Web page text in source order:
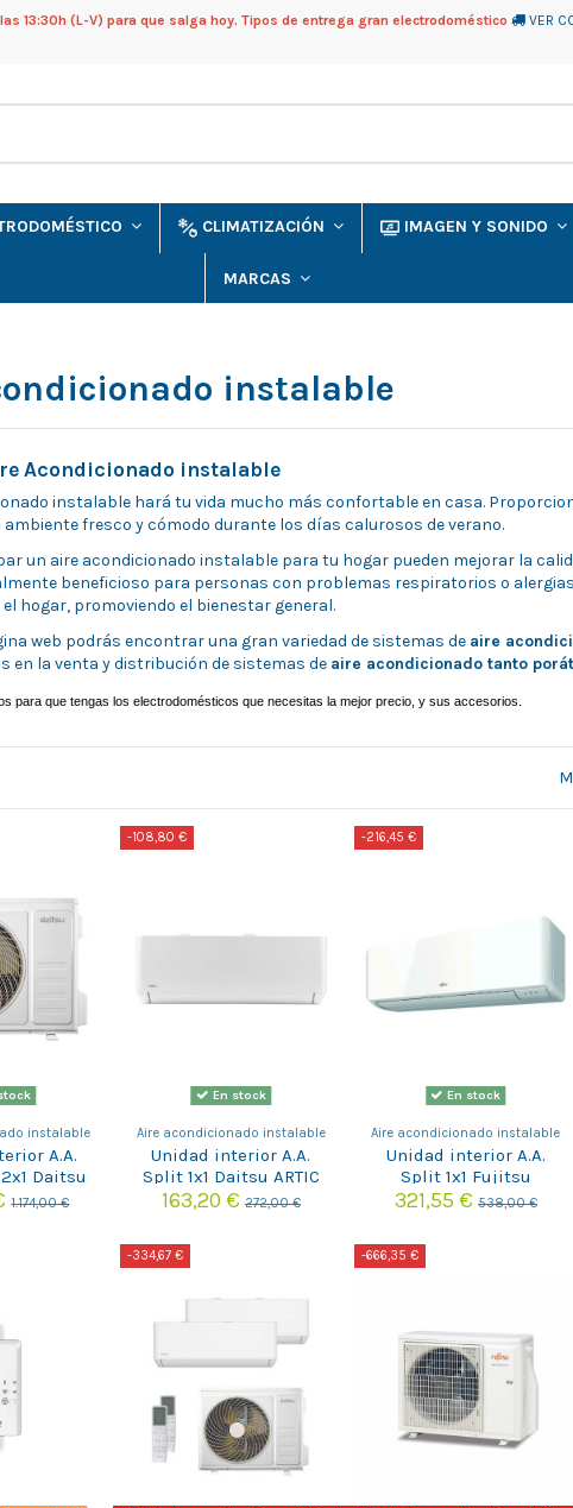
13:30h (L-V) para que salga hoy. Tipos de entrega gran electrodoméstico VER
CLIMATIZACIÓN IMAGEN Y SONIDO
MARCAS
instalable
Acondicionado instalable
instalable hará tu vida mucho más confortable en casa.
ambiente fresco y cómodo durante los días calurosos de verano.
un aire acondicionado instalable para tu hogar pueden mejorar la
beneficioso para personas con problemas respiratorios o
hogar, promoviendo el bienestar general.
web podrás encontrar una gran variedad de sistemas de aire
en la venta y distribución de sistemas de aire acondicionado tanto
para que tengas los electrodomésticos que necesitas la mejor precio, y sus accesorios.
instalable
A.A.
Daitsu
18KDT-
1.174,00 €
-108,80 €
En stock
Aire acondicionado instalable
Unidad interior A.A.
Split 1x1 Daitsu ARTIC
PLUS DS-12KTP-6
163,20 € 272,00 €
-216,45 €
En stock
Aire acondicionado instalable
Unidad interior A.A.
Split 1x1 Fujitsu
ASY25MI-KM WIFI
321,55 € 538,00 €
-334,67 € -666,35 €